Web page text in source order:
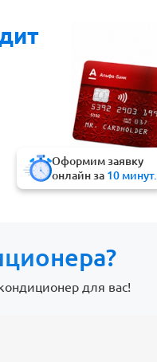
Оформим заявку
онлайн за 10 минут.
для вас!